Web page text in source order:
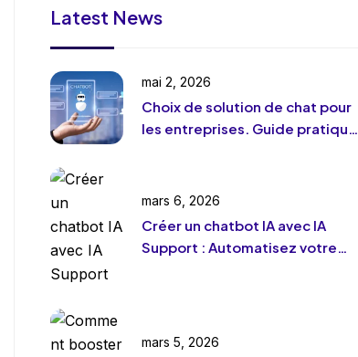
Latest News
mai 2, 2026
Choix de solution de chat pour
les entreprises. Guide pratique
mars 6, 2026
Créer un chatbot IA avec IA
Support : Automatisez votre
mars 5, 2026